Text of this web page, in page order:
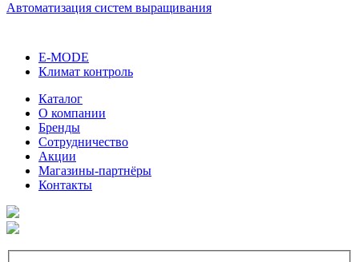
Автоматизация систем выращивания
E-MODE
Климат контроль
Каталог
О компании
Бренды
Сотрудничество
Акции
Магазины-партнёры
Контакты